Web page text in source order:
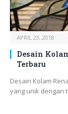
APRIL 23, 2018
Desain
Terbaru
Desain Kolam
yang unik dengan